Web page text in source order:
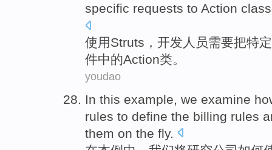
specific requests to Action
使用Struts ， 开发人员需要把特定
件中的Action类。
youdao
In this example we examine
rules to define the billing rules
them on the fly.